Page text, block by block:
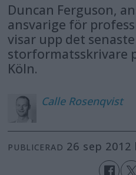
Duncan Ferguson,
ansvarige för
visar upp det
storformatsskrivare
Köln.
Calle Rosenqvist
PUBLICERAD 26 sep